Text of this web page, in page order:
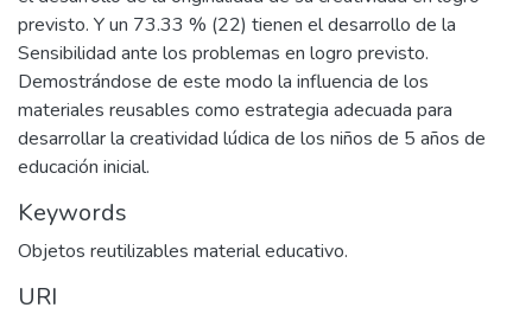
previsto. Y un 73.33 % (22) tienen el desarrollo de la
Sensibilidad ante los problemas en logro previsto.
Demostrándose de este modo la influencia de los
materiales reusables como estrategia adecuada para
desarrollar la creatividad lúdica de los niños de 5 años de
educación inicial.
Keywords
Objetos reutilizables material educativo.
URI